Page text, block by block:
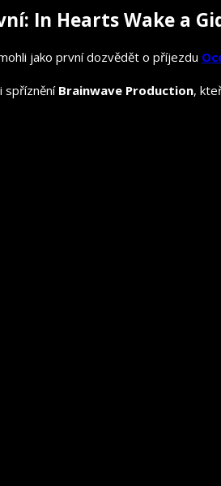
In Hearts Wake a
jako první dozvědět o příjezdu
spříznění Brainwave Production,